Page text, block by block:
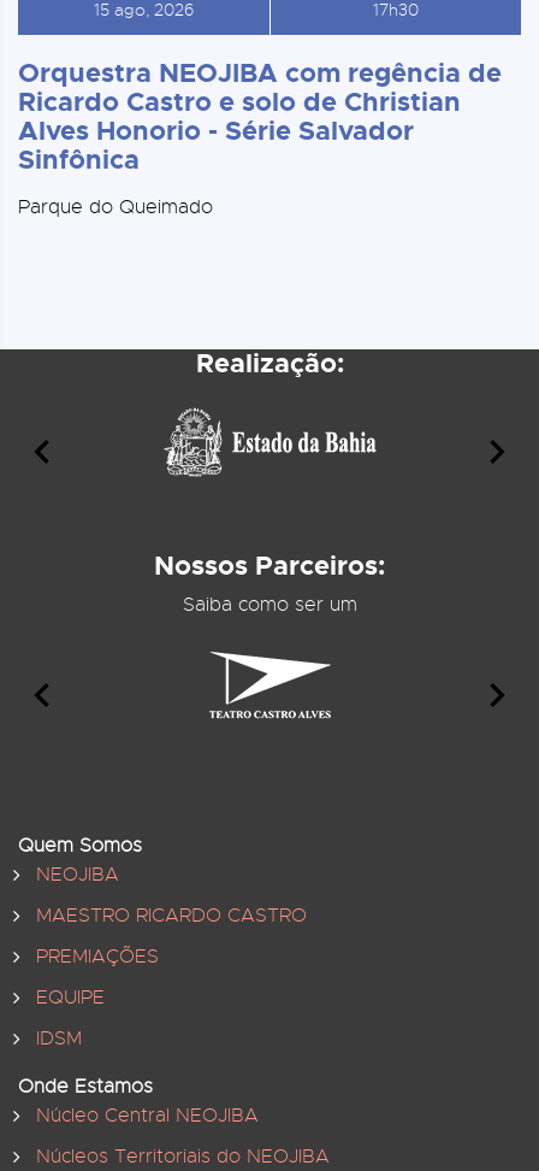
15 ago, 2026 17h30
Orquestra NEOJIBA com regência de
Ricardo Castro e solo de Christian
Alves Honorio - Série Salvador
Sinfônica
Parque do Queimado
Realização:
Nossos Parceiros:
Saiba como ser um
Quem Somos
NEOJIBA
MAESTRO RICARDO CASTRO
PREMIAÇÕES
EQUIPE
IDSM
Onde Estamos
Núcleo Central NEOJIBA
Núcleos Territoriais do NEOJIBA